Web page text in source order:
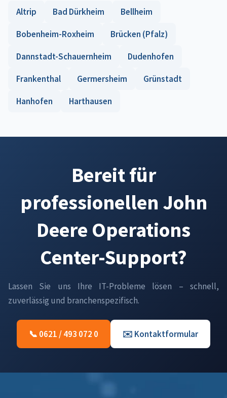
Altrip Bad Dürkheim
Bellheim
Bobenheim-Roxheim
Brücken (Pfalz)
Dannstadt-Schauernheim
Dudenhofen
Frankenthal
Germersheim
Grünstadt
Hanhofen
Harthausen
Bereit für
professionellen John
Deere Operations
Center-Support?
Lassen Sie uns Ihre IT-Probleme lösen – schnell,
zuverlässig und branchenspezifisch.
📞 0621 / 493 072 0 ✉️ Kontaktformular